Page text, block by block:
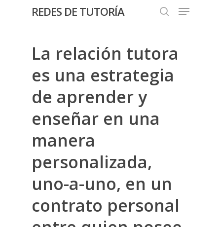
Hit enter to search or ESC to close
REDES DE TUTORÍA
La relación tutora
es una estrategia
de aprender y
enseñar en una
manera
personalizada,
uno-a-uno, en un
contrato personal